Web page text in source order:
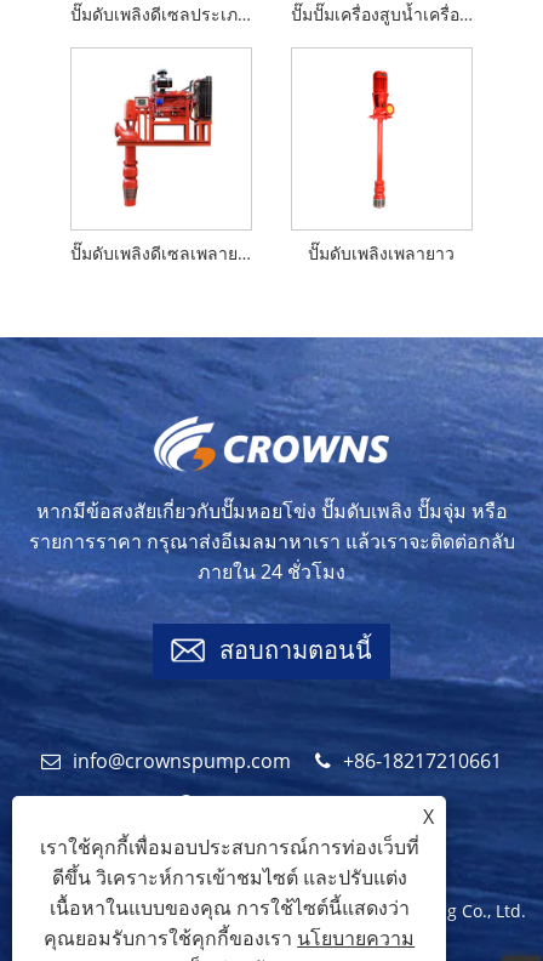
ปั๊มดับเพลิงดีเซลประเภทคู่ปิด ปั๊มปั๊มเครื่องสูบน้ำเครื่องสูบน้ำดีเซล
ปั๊มดับเพลิงดีเซลเพลายาว ปั๊มดับเพลิงเพลายาว
หากมีข้อสงสัยเกี่ยวกับปั๊มหอยโข่ง ปั๊มดับเพลิง ปั๊มจุ่ม หรือ
รายการราคา กรุณาส่งอีเมลมาหาเรา แล้วเราจะติดต่อกลับ
ภายใน 24 ชั่วโมง
สอบถามตอนนี้
+86-18217210661
info@crownspump.com
+86-18217210661
ลิขสิทธิ์© 2024 Shanghai Crowns Pump Manufacturing Co., Ltd.
สงวนลิขสิทธิ์
X
เราใช้คุกกี้เพื่อมอบประสบการณ์การท่องเว็บที่
ดีขึ้น วิเคราะห์การเข้าชมไซต์ และปรับแต่ง
เนื้อหาในแบบของคุณ การใช้ไซต์นี้แสดงว่า
คุณยอมรับการใช้คุกกี้ของเรา นโยบายความ